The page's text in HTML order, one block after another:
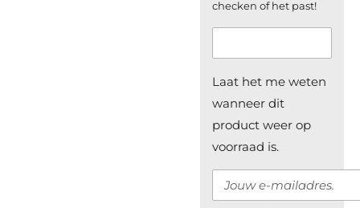
checken of het past!
Laat het me weten
wanneer dit
product weer op
voorraad is.